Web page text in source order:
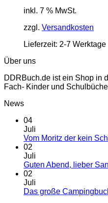
inkl. 7 % MwSt.
zzgl. Versandkosten
Lieferzeit: 2-7 Werktage
Über uns
DDRBuch.de ist ein Shop in
Fach- Kinder und
News
04
Juli
Vom Moritz der kein
02
Juli
Guten Abend, lieber
02
Juli
Das große